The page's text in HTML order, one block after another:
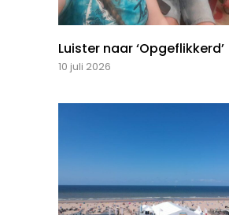
Luister naar ‘Opgeflikkerd’
10 juli 2026